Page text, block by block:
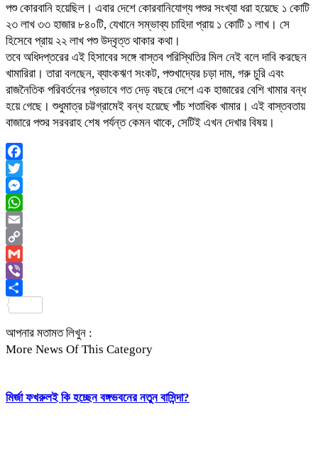
পশু কোরবানি হয়েছিল। এবার দেশে কোরবানিযোগ্য পশুর সংখ্যা ধরা হয়েছে ১ কোটি
২৩ লাখ ৩৩ হাজার ৮৪০টি, যেখানে সম্ভাব্য চাহিদা প্রায় ১ কোটি ১ লাখ। সে
হিসেবে প্রায় ২২ লাখ পশু উদ্বৃত্ত থাকার কথা।
তবে অধিদপ্তরের এই হিসাবের সঙ্গে বাস্তব পরিস্থিতির মিল নেই বলে দাবি করছেন
খামারিরা। তারা বলছেন, ব্যাংকঋণ সংকট, পশুখাদ্যের চড়া দাম, গরু চুরি এবং
রাজনৈতিক পরিবর্তনের প্রভাবে গত দেড় বছরে দেশে এক হাজারের বেশি খামার বন্ধ
হয়ে গেছে। শুধুমাত্র চট্টগ্রামেই বন্ধ হয়েছে পাঁচ শতাধিক খামার। এই বাস্তবতায়
বাজারে পশুর সরবরাহ শেষ পর্যন্ত কেমন থাকে, সেটিই এখন দেখার বিষয়।
Facebook
Twitter
Messenger
WhatsApp
Email
Copy
Link
Gmail
Viber
আপনার মতামত লিখুন :
More News Of This Category
মির্জা ফখরুলই কি হচ্ছেন বঙ্গভবনের নতুন বাসিন্দা?